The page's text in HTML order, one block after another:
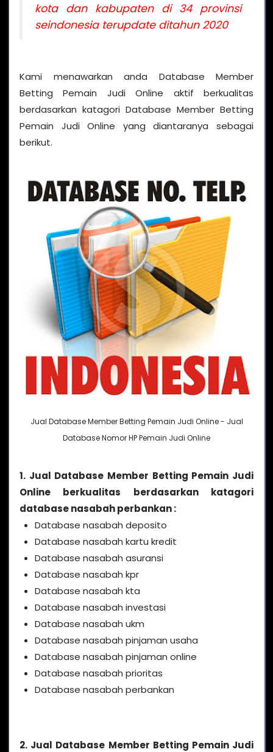
kota dan kabupaten di 34 provinsi
seindonesia terupdate ditahun 2020
Kami menawarkan anda Database Member
Betting Pemain Judi Online aktif berkualitas
berdasarkan katagori Database Member Betting
Pemain Judi Online yang diantaranya sebagai
berikut.
Jual Database Member Betting Pemain Judi Online - Jual
Database Nomor HP Pemain Judi Online
1. Jual Database Member Betting Pemain Judi
Online berkualitas berdasarkan katagori
database nasabah perbankan :
Database nasabah deposito
Database nasabah kartu kredit
Database nasabah asuransi
Database nasabah kpr
Database nasabah kta
Database nasabah investasi
Database nasabah ukm
Database nasabah pinjaman usaha
Database nasabah pinjaman online
Database nasabah prioritas
Database nasabah perbankan
2. Jual Database Member Betting Pemain Judi